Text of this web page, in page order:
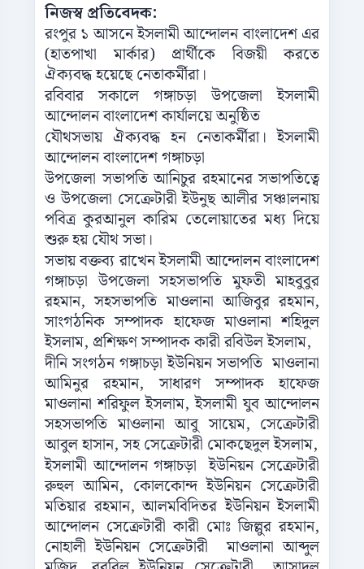
নিজস্ব প্রতিবেদক:
রংপুর ১ আসনে ইসলামী আন্দোলন বাংলাদেশ এর
(হাতপাখা মার্কার) প্রার্থীকে বিজয়ী করতে
ঐক্যবদ্ধ হয়েছে নেতাকর্মীরা।
রবিবার সকালে গঙ্গাচড়া উপজেলা ইসলামী
আন্দোলন বাংলাদেশ কার্যালয়ে অনুষ্ঠিত
যৌথসভায় ঐক্যবদ্ধ হন নেতাকর্মীরা। ইসলামী
আন্দোলন বাংলাদেশ গঙ্গাচড়া
উপজেলা সভাপতি আনিচুর রহমানের সভাপতিত্বে
ও উপজেলা সেক্রেটারী ইউনুছ আলীর সঞ্চালনায়
পবিত্র কুরআনুল কারিম তেলোয়াতের মধ্য দিয়ে
শুরু হয় যৌথ সভা।
সভায় বক্তব্য রাখেন ইসলামী আন্দোলন বাংলাদেশ
গঙ্গাচড়া উপজেলা সহসভাপতি মুফতী মাহবুবুর
রহমান, সহসভাপতি মাওলানা আজিবুর রহমান,
সাংগঠনিক সম্পাদক হাফেজ মাওলানা শহিদুল
ইসলাম, প্রশিক্ষণ সম্পাদক কারী রবিউল ইসলাম,
দীনি সংগঠন গঙ্গাচড়া ইউনিয়ন সভাপতি মাওলানা
আমিনুর রহমান, সাধারণ সম্পাদক হাফেজ
মাওলানা শরিফুল ইসলাম, ইসলামী যুব আন্দোলন
সহসভাপতি মাওলানা আবু সায়েম, সেক্রেটারী
আবুল হাসান, সহ সেক্রেটারী মোকছেদুল ইসলাম,
ইসলামী আন্দোলন গঙ্গাচড়া ইউনিয়ন সেক্রেটারী
রুহুল আমিন, কোলকোন্দ ইউনিয়ন সেক্রেটারী
মতিয়ার রহমান, আলমবিদিতর ইউনিয়ন ইসলামী
আন্দোলন সেক্রেটারী কারী মোঃ জিল্লুর রহমান,
নোহালী ইউনিয়ন সেক্রেটারী মাওলানা আব্দুল